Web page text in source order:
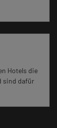
Hotels die
sind dafür